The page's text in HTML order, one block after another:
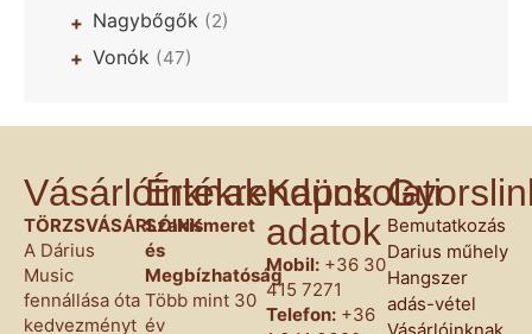
+ Nagybőgők (2)
+ Vonók (47)
Vásárlóinknak
TÖRZSVÁSÁRLÓINK
A Dárius
Music
fennállása óta
kedvezményt
Értékrendünk
Szakismeret
és
Megbízhatóság
Több mint 30
év
Kapcsolati
adatok
Mobil: +36 30
415 7271
Telefon: +36
Bemutatkozás
Darius műhely
Hangszer
adás-vétel